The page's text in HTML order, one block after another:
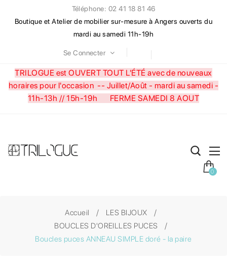
Téléphone: 02 41 18 81 46
Boutique et Atelier de mobilier sur-mesure à Angers ouverts du
mardi au samedi 11h-19h
Se Connecter
TRILOGUE est OUVERT TOUT L'ÉTÉ avec de nouveaux
horaires pour l'occasion -- Juillet/Août - mardi au samedi -
11h-13h // 15h-19h FERME SAMEDI 8 AOUT
0
Accueil
LES BIJOUX
BOUCLES D'OREILLES PUCES
Boucles puces ANNEAU SIMPLE doré - la paire